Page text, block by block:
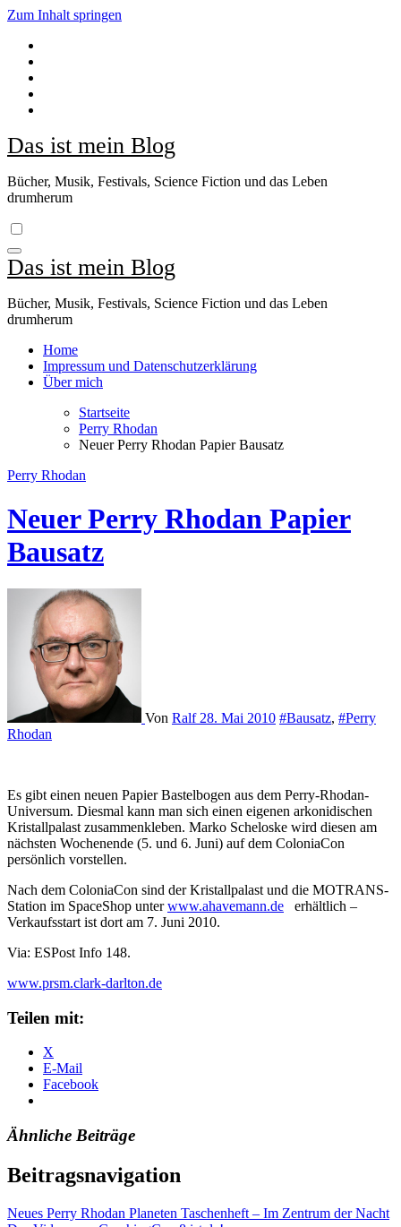
Zum Inhalt springen
Das ist mein Blog
Bücher, Musik, Festivals, Science Fiction und das Leben
drumherum
Das ist mein Blog
Bücher, Musik, Festivals, Science Fiction und das Leben
drumherum
Home
Impressum und Datenschutzerklärung
Über mich
Startseite
Perry Rhodan
Neuer Perry Rhodan Papier Bausatz
Perry Rhodan
Neuer Perry Rhodan Papier
Bausatz
Von Ralf 28. Mai 2010 #Bausatz, #Perry
Rhodan
Es gibt einen neuen Papier Bastelbogen aus dem Perry-Rhodan-
Universum. Diesmal kann man sich einen eigenen arkonidischen
Kristallpalast zusammenkleben. Marko Scheloske wird diesen am
nächsten Wochenende (5. und 6. Juni) auf dem ColoniaCon
persönlich vorstellen.
Nach dem ColoniaCon sind der Kristallpalast und die MOTRANS-
Station im SpaceShop unterwww.ahavemann.de erhältlich –
Verkaufsstart ist dort am 7. Juni 2010.
Via: ESPost Info 148.
www.prsm.clark-darlton.de
Teilen mit:
X
E-Mail
Facebook
Ähnliche Beiträge
Beitragsnavigation
Neues Perry Rhodan Planeten Taschenheft – Im Zentrum der Nacht